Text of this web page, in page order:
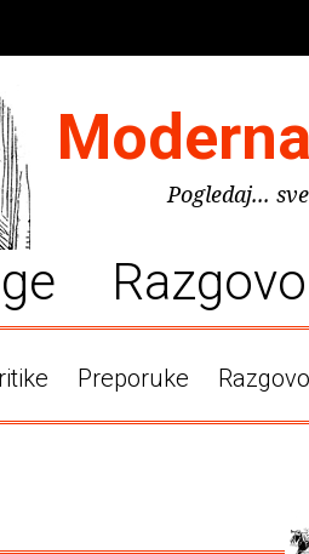
Pogledaj...
Preporuke